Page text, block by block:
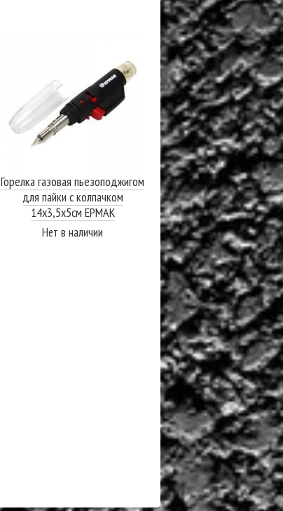
Горелка газовая пьезоподжигом
для пайки с колпачком
14х3,5х5см ЕРМАК
Нет в наличии